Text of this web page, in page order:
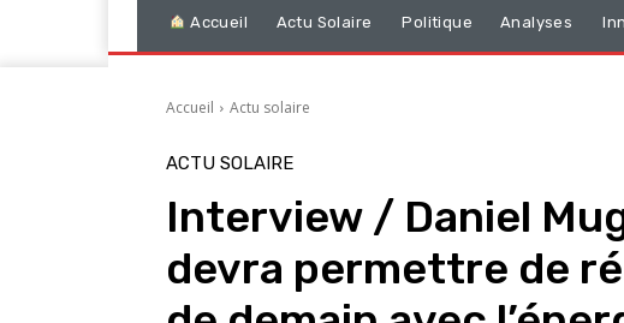
Accueil Actu Solaire Politique Analyses
Accueil Actu solaire
ACTU SOLAIRE
Interview / Daniel
devra permettre de